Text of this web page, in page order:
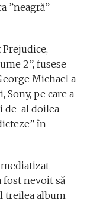
”neagră”
2”, fusese
Michael a
pe care a
de-al doilea
în
nevoit să
treilea album